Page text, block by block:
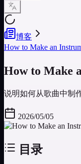
博客
How to Make an
How to Make
说明如何从歌曲中制
2026/05/05
目录